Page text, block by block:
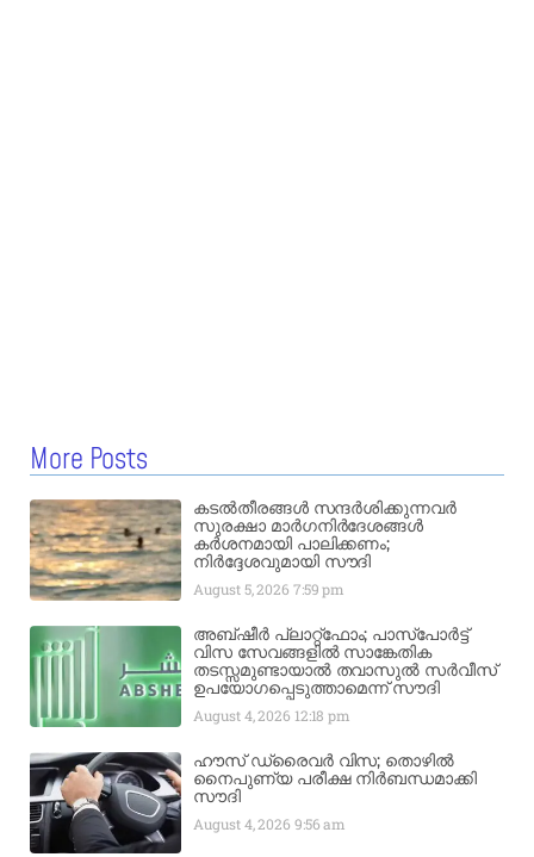
More Posts
കടൽതീരങ്ങൾ സന്ദർശിക്കുന്നവർ
സുരക്ഷാ മാർഗനിർദേശങ്ങൾ
കർശനമായി പാലിക്കണം;
നിർദ്ദേശവുമായി സൗദി
August 5, 2026 7:59 pm
അബ്ഷീർ പ്ലാറ്റ്‌ഫോം; പാസ്‌പോർട്ട്
വിസ സേവങ്ങളിൽ സാങ്കേതിക
തടസ്സമുണ്ടായാൽ തവാസുൽ സർവീസ്
ഉപയോഗപ്പെടുത്താമെന്ന് സൗദി
August 4, 2026 12:18 pm
ഹൗസ് ഡ്രൈവർ വിസ; തൊഴിൽ
നൈപുണ്യ പരീക്ഷ നിർബന്ധമാക്കി
സൗദി
August 4, 2026 9:56 am